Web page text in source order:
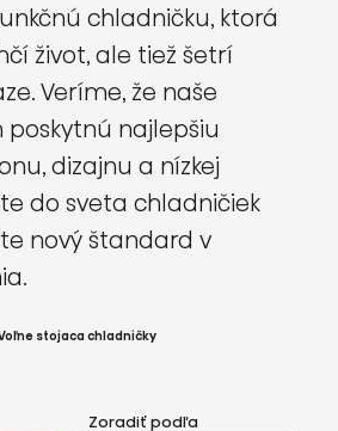
chladničku, ktorá
život, ale tiež šetrí
Veríme, že naše
najlepšiu
dizajnu a nízkej
do sveta chladničiek
nový štandard v
stojaca chladničky
Zoradiť podľa